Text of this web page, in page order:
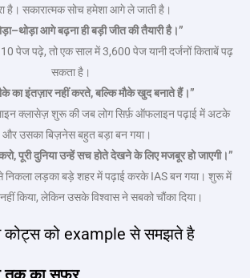
है। सकारात्मक सोच हमेशा आगे ले जाती है।
–थोड़ाआगेबढ़नाहीबड़ीजीतकीतैयारीहै।”
पेज पढ़े, तो एक साल में 3,600 पेज यानी दर्जनों किताबें पढ़
सकता है।
काइंतज़ारनहींकरते,बल्किमौकेखुदबनातेहैं।”
क्लासेज़ शुरू की जब लोग सिर्फ़ ऑफलाइन पढ़ाई में अटके
उसका बिज़नेस बहुत बड़ा बन गया।
पूरी दुनिया उन्हें सच होते देखने के लिए मजबूर हो जाएगी।”
निकला लड़का बड़े शहर में पढ़ाई करके IAS बन गया। शुरू में
किया, लेकिन उसके विश्वास ने सबको चौंका दिया।
को example से समझते है